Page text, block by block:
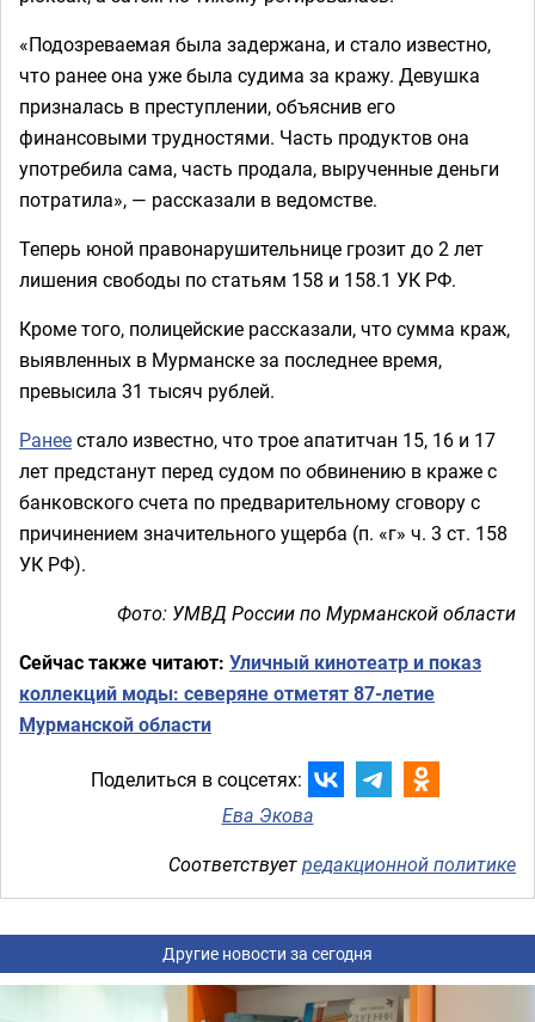
«Подозреваемая была задержана, и стало известно,
что ранее она уже была судима за кражу. Девушка
призналась в преступлении, объяснив его
финансовыми трудностями. Часть продуктов она
употребила сама, часть продала, вырученные деньги
потратила», — рассказали в ведомстве.
Теперь юной правонарушительнице грозит до 2 лет
лишения свободы по статьям 158 и 158.1 УК РФ.
Кроме того, полицейские рассказали, что сумма краж,
выявленных в Мурманске за последнее время,
превысила 31 тысяч рублей.
Ранеестало известно, что трое апатитчан 15, 16 и 17
лет предстанут перед судом по обвинению в краже с
банковского счета по предварительному сговору с
причинением значительного ущерба (п. «г» ч. 3 ст. 158
УК РФ).
Фото: УМВД России по Мурманской области
Сейчас также читают: Уличный кинотеатр и показ
коллекций моды: северяне отметят 87-летие
Мурманской области
Поделиться в соцсетях:
Ева Экова
Соответствуетредакционной политике
Другие новости за сегодня